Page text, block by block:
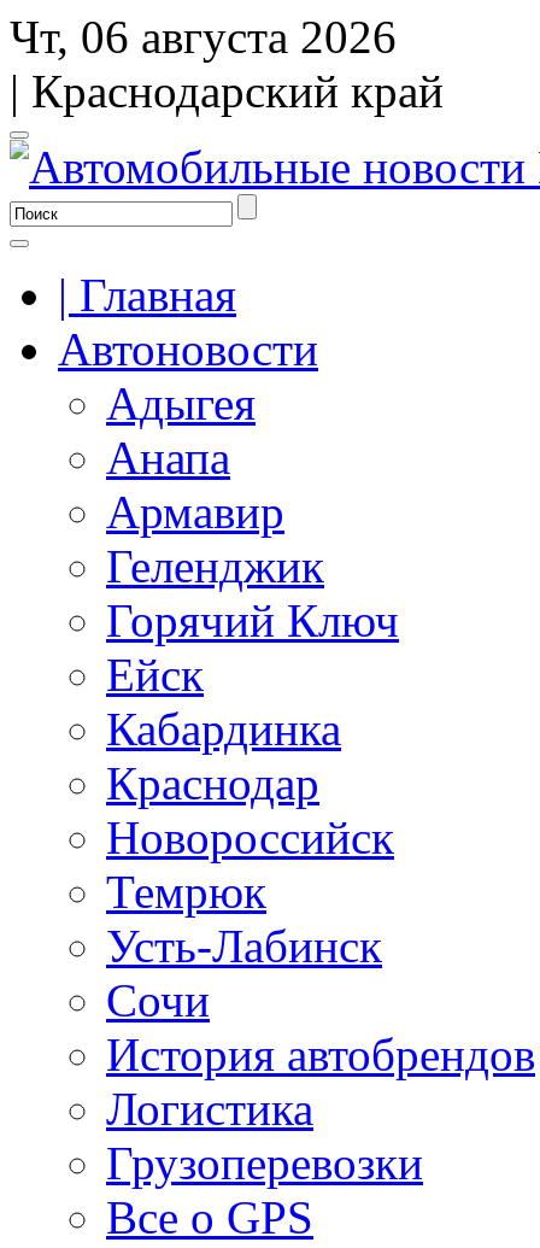
Чт, 06 августа 2026
| Краснодарский край
| Главная
Автоновости
Адыгея
Анапа
Армавир
Геленджик
Горячий Ключ
Ейск
Кабардинка
Краснодар
Новороссийск
Темрюк
Усть-Лабинск
Сочи
История автобрендов
Логистика
Грузоперевозки
Все о GPS